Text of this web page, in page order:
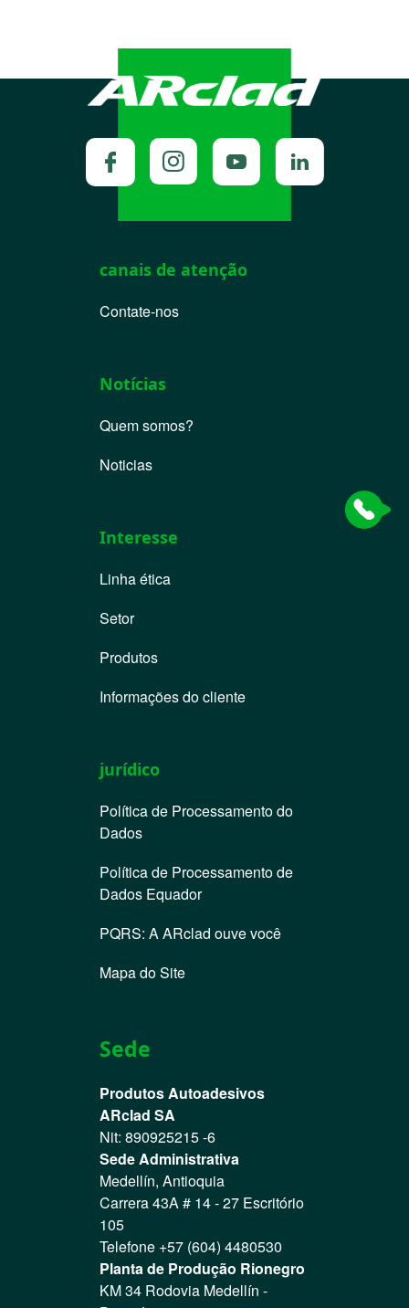
canais de atenção
Contate-nos
Notícias
Quem somos?
Noticias
Interesse
Linha ética
Setor
Produtos
Informações do cliente
jurídico
Política de Processamento do
Dados
Política de Processamento de
Dados Equador
PQRS: A ARclad ouve você
Mapa do Site
Sede
Produtos Autoadesivos
ARclad SA
Nit: 890925215 -6
Sede Administrativa
Medellín, Antioquia
Carrera 43A # 14 - 27 Escritório
105
Telefone +57 (604) 4480530
Planta de Produção Rionegro
KM 34 Rodovia Medellín -